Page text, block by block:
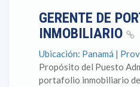
GERENTE DE
INMOBILIARIO
Ubicación: Panamá |
Propósito del Puesto
portafolio inmobiliario de